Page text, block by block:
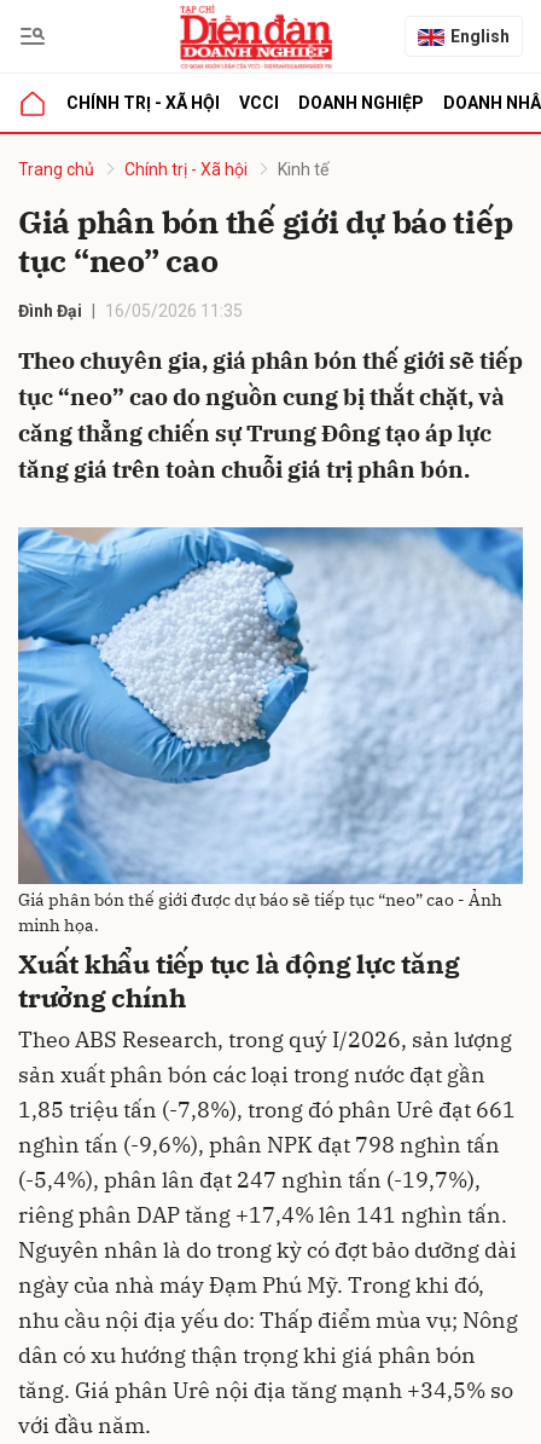
English
CHÍNH TRỊ - XÃ HỘI VCCI DOANH NGHIỆP DOANH
Trang chủ Chính trị - Xã hội Kinh tế
Giá phân bón thế giới dự báo tiếp
tục “neo” cao
Đình Đại 16/05/2026 11:35
Theo chuyên gia, giá phân bón thế giới sẽ tiếp
tục “neo” cao do nguồn cung bị thắt chặt, và
căng thẳng chiến sự Trung Đông tạo áp lực
tăng giá trên toàn chuỗi giá trị phân bón.
Giá phân bón thế giới được dự báo sẽ tiếp tục “neo” cao - Ảnh
minh họa.
Xuất khẩu tiếp tục là động lực tăng
trưởng chính
Theo ABS Research, trong quý I/2026, sản lượng
sản xuất phân bón các loại trong nước đạt gần
1,85 triệu tấn (-7,8%), trong đó phân Urê đạt 661
nghìn tấn (-9,6%), phân NPK đạt 798 nghìn tấn
(-5,4%), phân lân đạt 247 nghìn tấn (-19,7%),
riêng phân DAP tăng +17,4% lên 141 nghìn tấn.
Nguyên nhân là do trong kỳ có đợt bảo dưỡng dài
ngày của nhà máy Đạm Phú Mỹ. Trong khi đó,
nhu cầu nội địa yếu do: Thấp điểm mùa vụ; Nông
dân có xu hướng thận trọng khi giá phân bón
tăng. Giá phân Urê nội địa tăng mạnh +34,5% so
với đầu năm.
luận
Hủy